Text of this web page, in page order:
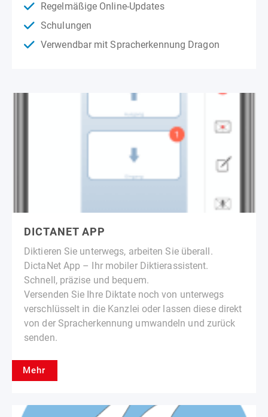
Regelmäßige Online-Updates
Schulungen
Verwendbar mit Spracherkennung Dragon
DICTANET APP
Diktieren Sie unterwegs, arbeiten Sie überall.
DictaNet App – Ihr mobiler Diktierassistent.
Schnell, präzise und bequem.
Versenden Sie Ihre Diktate noch von unterwegs
verschlüsselt in die Kanzlei oder lassen diese direkt
von der Spracherkennung umwandeln und zurück
senden.
Mehr